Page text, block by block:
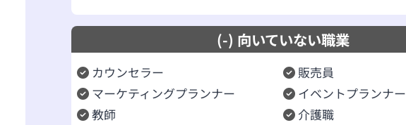
(-) 向いていない職業
カウンセラー
マーケティングプランナー
教師
販売員
イベントプランナー
介護職